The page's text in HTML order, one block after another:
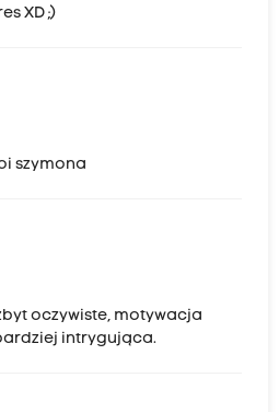
XD ;)
szymona
oczywiste, motywacja
intrygująca.